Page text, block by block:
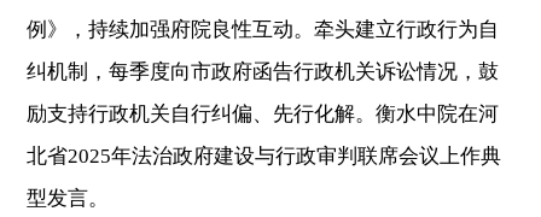
例》，持续加强府院良性互动。牵头建立行政行为自
纠机制，每季度向市政府函告行政机关诉讼情况，鼓
励支持行政机关自行纠偏、先行化解。衡水中院在河
北省2025年法治政府建设与行政审判联席会议上作典
型发言。